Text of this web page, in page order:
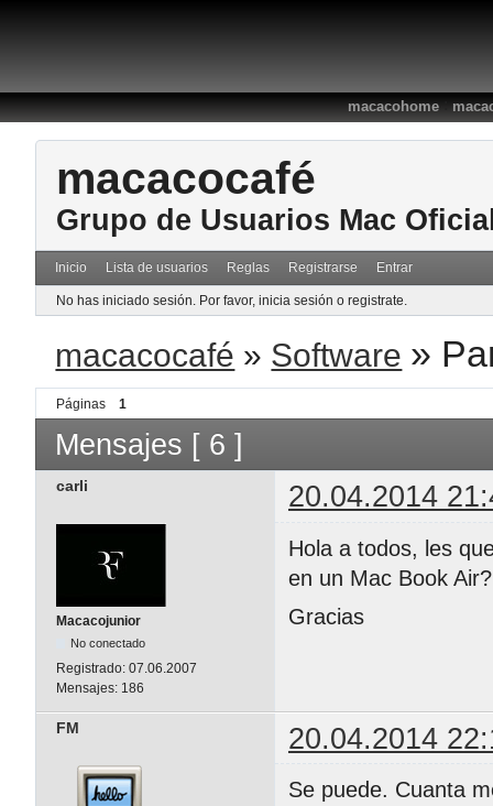
macacohome:
macacocafé
Grupo de Usuarios Mac
Inicio Lista de usuarios Reglas Registrarse Entrar
No has iniciado sesión. Por favor, inicia sesión o registrate.
macacocafé » Software »
Páginas 1
Mensajes [ 6 ]
carli 20.04.2014
Macacojunior
No conectado
Registrado: 07.06.2007
Mensajes: 186
Hola a todos, les
en un Mac Book
Gracias
FM 20.04.2014
Se puede. Cuanta